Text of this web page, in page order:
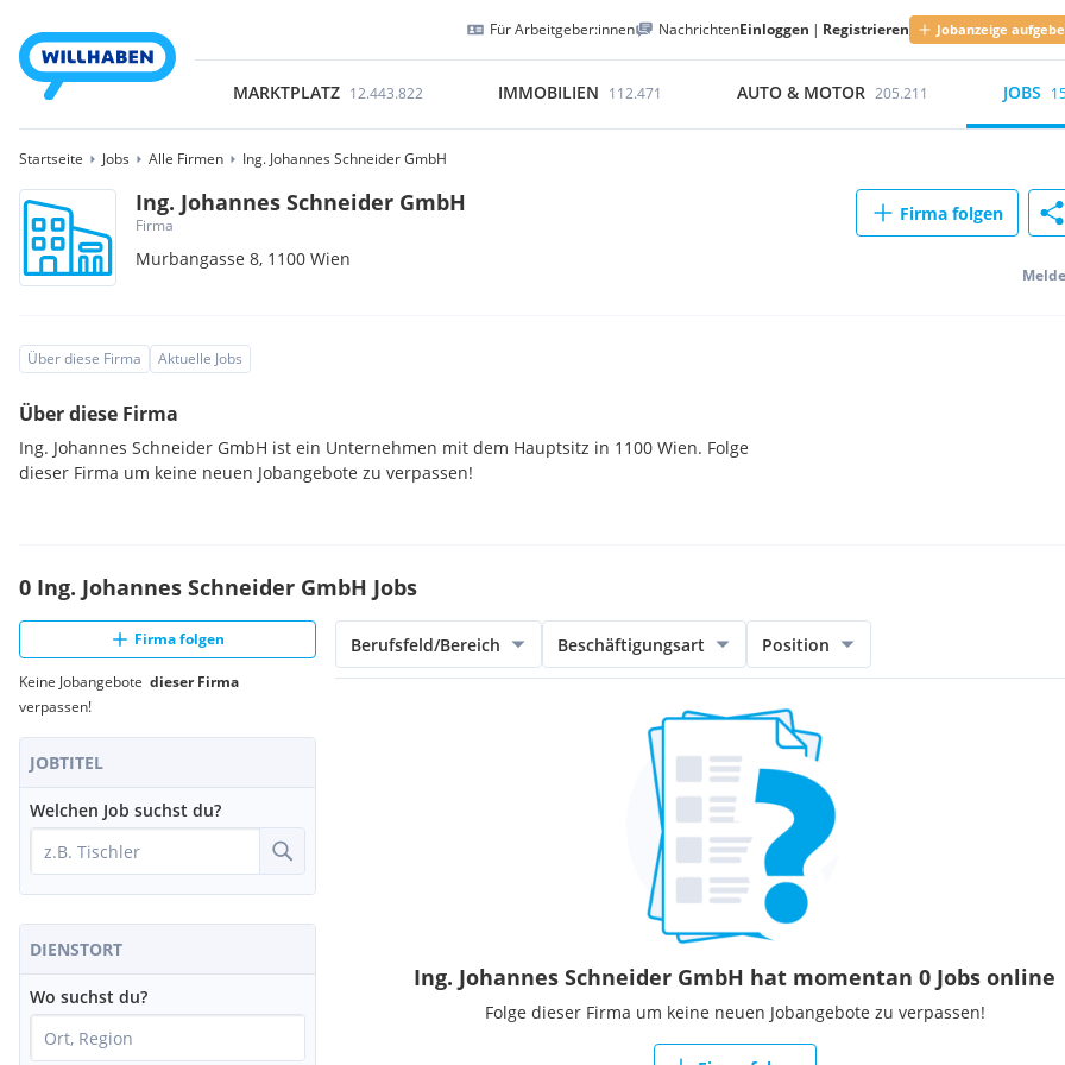
Für Arbeitgeber:innen NachrichtenEinloggen | Registrieren Jobanzeige
MARKTPLATZ 12.443.822 IMMOBILIEN 112.471 AUTO & MOTOR 205.211 JOBS
Startseite Jobs Alle Firmen Ing. Johannes Schneider GmbH
Ing. Johannes Schneider GmbH
Firma
Murbangasse 8, 1100Wien
Firma folgen
Über diese Firma Aktuelle Jobs
Über diese Firma
Ing. Johannes Schneider GmbH ist ein Unternehmen mit dem Hauptsitz in 1100 Wien. Folge
dieser Firma um keine neuen Jobangebote zu verpassen!
0 Ing. Johannes Schneider GmbH Jobs
Firma folgen
Keine Jobangebote dieser Firma
verpassen!
JOBTITEL
Welchen Job suchst du?
DIENSTORT
Wo suchst du?
Berufsfeld/Bereich Beschäftigungsart Position
Ing. Johannes Schneider GmbH hat momentan 0 Jobs online
Folge dieser Firma um keine neuen Jobangebote zu verpassen!